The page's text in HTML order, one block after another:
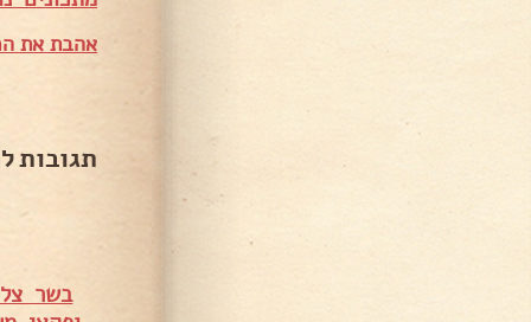
אהבת את
תגובות
בשר צלי מס' 5 עם פטריות